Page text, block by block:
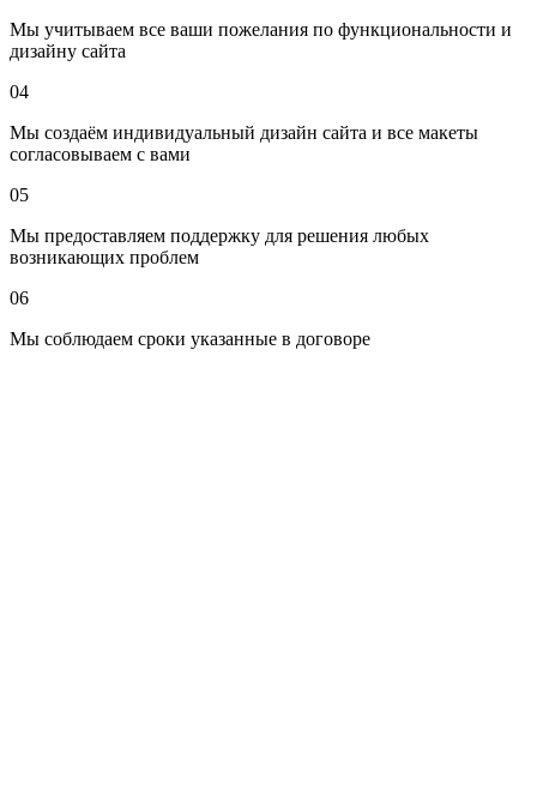
важно продвигать сайт черезGoogle Maps, Яндекс
Карты, 2ГИС
Этапы продвижения сайта ритуальных услуг в
Бресте
1. Анализ конкурентов
Сначала мы смотрим, какие ритуальные агентства Бреста уже
продвигаются. Оцениваем их сайты:
как оформлен каталог,
Мы учитываем все ваши пожелания по функциональности и
дизайну сайта
04
Мы создаём индивидуальный дизайн сайта и все макеты
согласовываем с вами
05
Мы предоставляем поддержку для решения любых
возникающих проблем
06
Мы соблюдаем сроки указанные в договоре